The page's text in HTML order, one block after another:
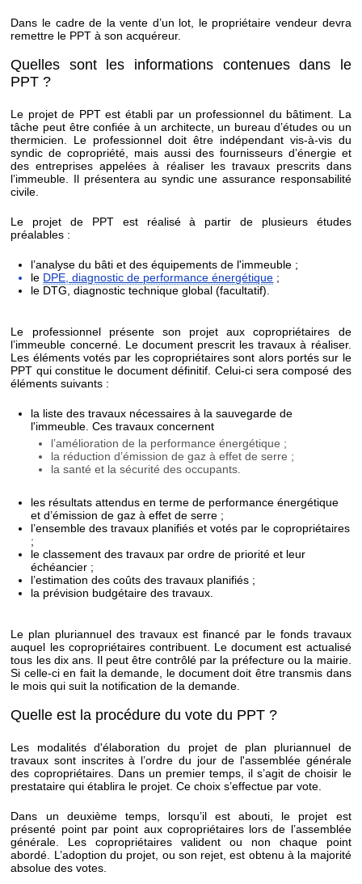
Dans le cadre de la vente d’un lot, le propriétaire vendeur devra
remettre le PPT à son acquéreur.
Quelles sont les informations contenues dans le
PPT ?
Le projet de PPT est établi par un professionnel du bâtiment. La
tâche peut être confiée à un architecte, un bureau d’études ou un
thermicien. Le professionnel doit être indépendant vis-à-vis du
syndic de copropriété, mais aussi des fournisseurs d’énergie et
des entreprises appelées à réaliser les travaux prescrits dans
l’immeuble. Il présentera au syndic une assurance responsabilité
civile.
Le projet de PPT est réalisé à partir de plusieurs études
préalables :
l’analyse du bâti et des équipements de l'immeuble ;
le DPE, diagnostic de performance énergétique ;
le DTG, diagnostic technique global (facultatif).
Le professionnel présente son projet aux copropriétaires de
l’immeuble concerné. Le document prescrit les travaux à réaliser.
Les éléments votés par les copropriétaires sont alors portés sur le
PPT qui constitue le document définitif. Celui-ci sera composé des
éléments suivants :
la liste des travaux nécessaires à la sauvegarde de
l'immeuble. Ces travaux concernent
l’amélioration de la performance énergétique ;
la réduction d’émission de gaz à effet de serre ;
la santé et la sécurité des occupants.
les résultats attendus en terme de performance énergétique
et d’émission de gaz à effet de serre ;
l’ensemble des travaux planifiés et votés par le copropriétaires
;
le classement des travaux par ordre de priorité et leur
échéancier ;
l’estimation des coûts des travaux planifiés ;
la prévision budgétaire des travaux.
Le plan pluriannuel des travaux est financé par le fonds travaux
auquel les copropriétaires contribuent. Le document est actualisé
tous les dix ans. Il peut être contrôlé par la préfecture ou la mairie.
Si celle-ci en fait la demande, le document doit être transmis dans
le mois qui suit la notification de la demande.
Quelle est la procédure du vote du PPT ?
Les modalités d'élaboration du projet de plan pluriannuel de
travaux sont inscrites à l’ordre du jour de l'assemblée générale
des copropriétaires. Dans un premier temps, il s’agit de choisir le
prestataire qui établira le projet. Ce choix s’effectue par vote.
Dans un deuxième temps, lorsqu’il est abouti, le projet est
présenté point par point aux copropriétaires lors de l’assemblée
générale. Les copropriétaires valident ou non chaque point
abordé. L’adoption du projet, ou son rejet, est obtenu à la majorité
absolue des votes.